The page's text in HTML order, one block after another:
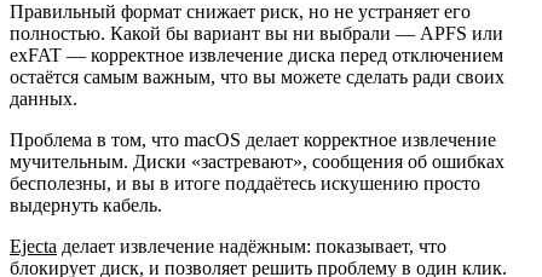
Правильный формат снижает риск, но не устраняет его
полностью. Какой бы вариант вы ни выбрали — APFS или
exFAT — корректное извлечение диска перед отключением
остаётся самым важным, что вы можете сделать ради своих
данных.
Проблема в том, что macOS делает корректное извлечение
мучительным. Диски «застревают», сообщения об ошибках
бесполезны, и вы в итоге поддаётесь искушению просто
выдернуть кабель.
Ejecta делает извлечение надёжным: показывает, что
блокирует диск, и позволяет решить проблему в один клик.